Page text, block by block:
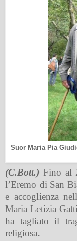
Suor Maria Pia
(C.Bott.) Fino al
l’Eremo di San
e accoglienza
Maria Letizia
ha tagliato il
religiosa.